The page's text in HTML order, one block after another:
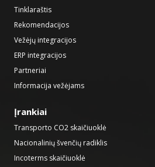
Tinklaraštis
Rekomendacijos
Vežėjų integracijos
ERP integracijos
Partneriai
Informacija vežėjams
Įrankiai
Transporto CO2 skaičiuoklė
Nacionalinių švenčių radiklis
Incoterms skaičiuoklė